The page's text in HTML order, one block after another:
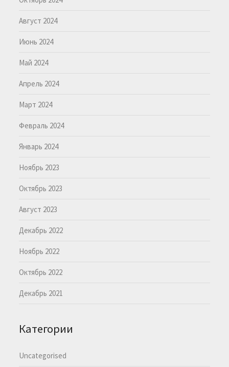
Август 2024
Июнь 2024
Май 2024
Апрель 2024
Март 2024
Февраль 2024
Январь 2024
Ноябрь 2023
Октябрь 2023
Август 2023
Декабрь 2022
Ноябрь 2022
Октябрь 2022
Декабрь 2021
Категории
Uncategorised